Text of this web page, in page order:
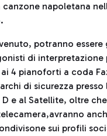
napoletana
potranno essere
di interpretazione
4 pianoforti a coda
di sicurezza presso
e al Satellite, oltre
sui profili